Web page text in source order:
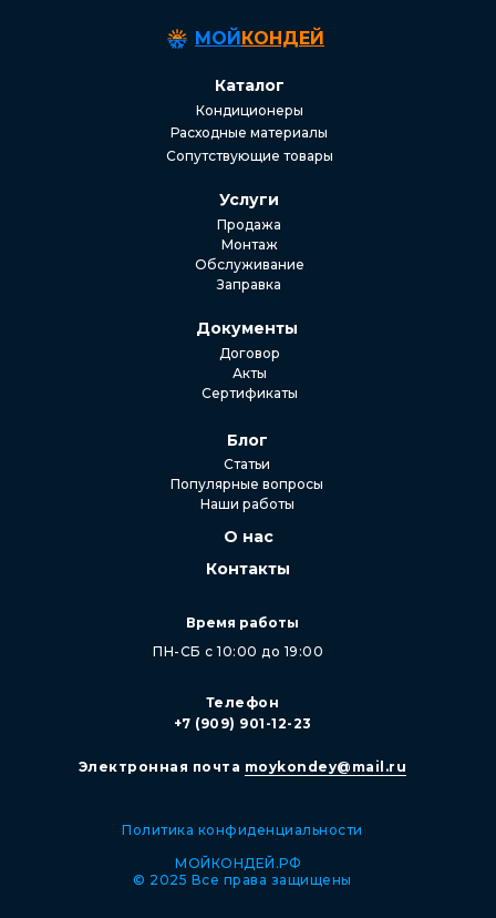
Статьи
Популярные вопросы
Наши работы
Блог
Договор
Акты
Сертификаты
Документы
Каталог
Кондиционеры
Расходные материалы
Сопутствующие товары
Продажа
Монтаж
Обслуживание
Заправка
Услуги
Контакты
О нас
Время работы
ПН-СБ с 10:00 до 19:00
Телефон
+7 (909) 901-12-23
Электронная почта moykondey@mail.ru
Политика конфиденциальности
МОЙКОНДЕЙ.РФ
© 2025 Все права защищены
МОЙКОНДЕЙ